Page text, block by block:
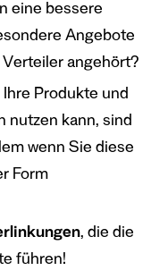
eine bessere
Angebote
angehört?
Ihre Produkte und
nutzen kann, sind
wenn Sie diese
Form
, die die
führen!